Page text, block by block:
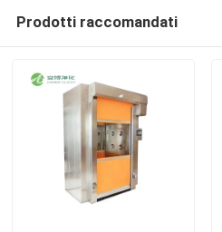
Prodotti raccomandati